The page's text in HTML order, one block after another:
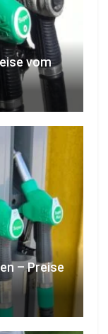
vom
– Preise